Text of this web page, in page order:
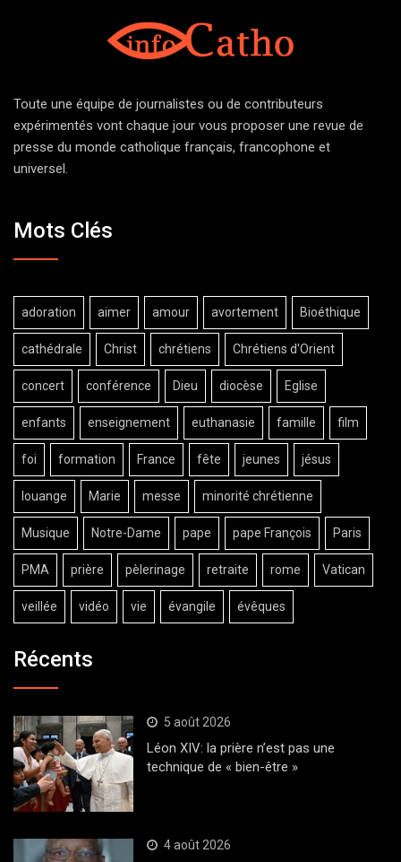
Toute une équipe de journalistes ou de contributeurs
expérimentés vont chaque jour vous proposer une revue de
presse du monde catholique français, francophone et
universel.
Mots Clés
adoration aimer amour avortement Bioéthique
cathédrale Christ chrétiens Chrétiens d'Orient
concert conférence Dieu diocèse Eglise
enfants enseignement euthanasie famille film
foi formation France fête jeunes jésus
louange Marie messe minorité chrétienne
Musique Notre-Dame pape pape François Paris
PMA prière pèlerinage retraite rome Vatican
veillée vidéo vie évangile évêques
Récents
5 août 2026
Léon XIV: la prière n’est pas une
technique de « bien-être »
4 août 2026